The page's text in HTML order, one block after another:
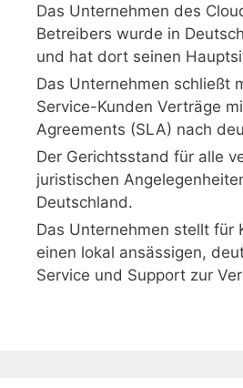
Das Unternehmen des
Betreibers wurde in
und hat dort seinen
Das Unternehmen schließt
Service-Kunden Verträge
Agreements (SLA) nach
Der Gerichtsstand für alle
juristischen
Deutschland.
Das Unternehmen stellt für
einen lokal ansässigen,
Service und Support zur